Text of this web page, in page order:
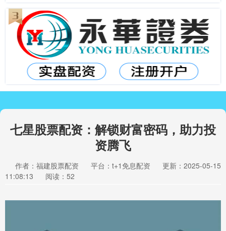
七星股票配资：解锁财富密码，助力投
资腾飞
作者：福建股票配资 平台：t+1免息配资
更新：2025-05-15
11:08:13
阅读：52